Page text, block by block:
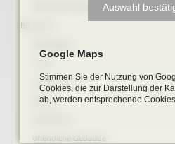
Bibliotheks-Bestand
Bildarchiv
Landkarten
Plakate
öffentliche Gebäude
Auswahl
Google Maps
Stimmen Sie der Nutzung von
Cookies, die zur Darstellung der
ab, werden entsprechende